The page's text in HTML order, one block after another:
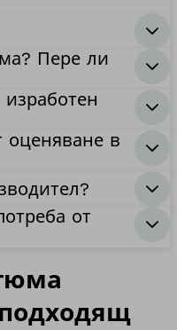
Пере ли
в
от